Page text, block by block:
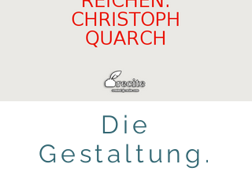
Die
Gestaltung.